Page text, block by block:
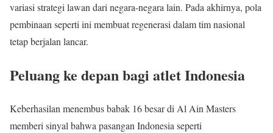
variasi strategi lawan dari negara-negara lain. Pada akhirnya, pola
pembinaan seperti ini membuat regenerasi dalam tim nasional
tetap berjalan lancar.
Peluang ke depan bagi atlet Indonesia
Keberhasilan menembus babak 16 besar di Al Ain Masters
memberi sinyal bahwa pasangan Indonesia seperti